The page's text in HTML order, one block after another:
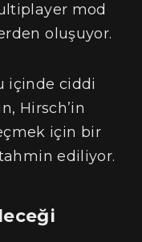
mod
oluşuyor.
içinde ciddi
Hirsch’in
için bir
ediliyor.